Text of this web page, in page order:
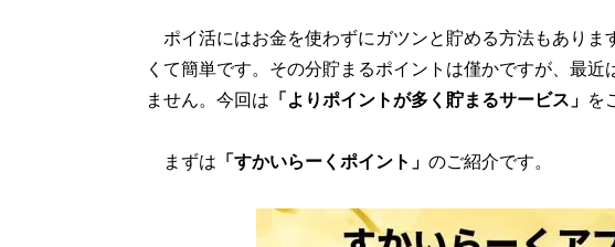
ポイ活にはお金を使わずにガツンと貯める方法もありま
くて簡単です。その分貯まるポイントは僅かですが、最近
ません。今回は 「よりポイントが多く貯まるサービス」 を
まずは 「すかいらーくポイント」 のご紹介です。